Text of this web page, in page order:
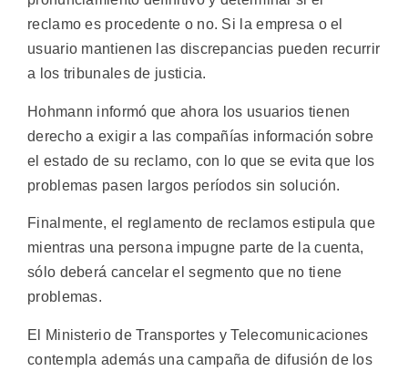
reclamo es procedente o no. Si la empresa o el
usuario mantienen las discrepancias pueden recurrir
a los tribunales de justicia.
Hohmann informó que ahora los usuarios tienen
derecho a exigir a las compañías información sobre
el estado de su reclamo, con lo que se evita que los
problemas pasen largos períodos sin solución.
Finalmente, el reglamento de reclamos estipula que
mientras una persona impugne parte de la cuenta,
sólo deberá cancelar el segmento que no tiene
problemas.
El Ministerio de Transportes y Telecomunicaciones
contempla además una campaña de difusión de los